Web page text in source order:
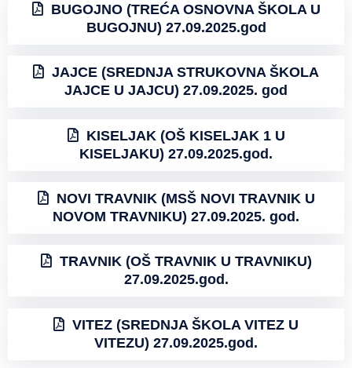
BUGOJNO (TREĆA OSNOVNA ŠKOLA U
BUGOJNU) 27.09.2025.god
JAJCE (SREDNJA STRUKOVNA ŠKOLA
JAJCE U JAJCU) 27.09.2025. god
KISELJAK (OŠ KISELJAK 1 U
KISELJAKU) 27.09.2025.god.
NOVI TRAVNIK (MSŠ NOVI TRAVNIK U
NOVOM TRAVNIKU) 27.09.2025. god.
TRAVNIK (OŠ TRAVNIK U TRAVNIKU)
27.09.2025.god.
VITEZ (SREDNJA ŠKOLA VITEZ U
VITEZU) 27.09.2025.god.